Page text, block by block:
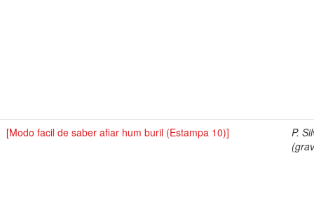
[Modo facil de saber afiar hum buril (Estampa 10)]
P.